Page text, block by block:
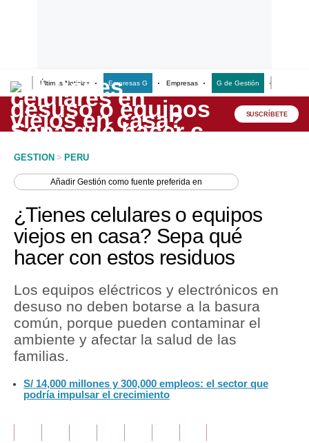
Últimas Noticias Empresas G Empresas G de Gestión
Lo último
Peru Quiosco
Economía
Mercados
Política
Tu Dinero
Finanzas Personales
Inmobiliarias
SUSCRÍBETE
GESTION > PERU
AñadirGestión como fuente preferida en
¿Tienes celulares o equipos
viejos en casa? Sepa qué
hacer con estos residuos
Los equipos eléctricos y electrónicos en
desuso no deben botarse a la basura
común, porque pueden contaminar el
ambiente y afectar la salud de las
familias.
S/ 14,000 millones y 300,000 empleos: el sector que
podría impulsar el crecimiento